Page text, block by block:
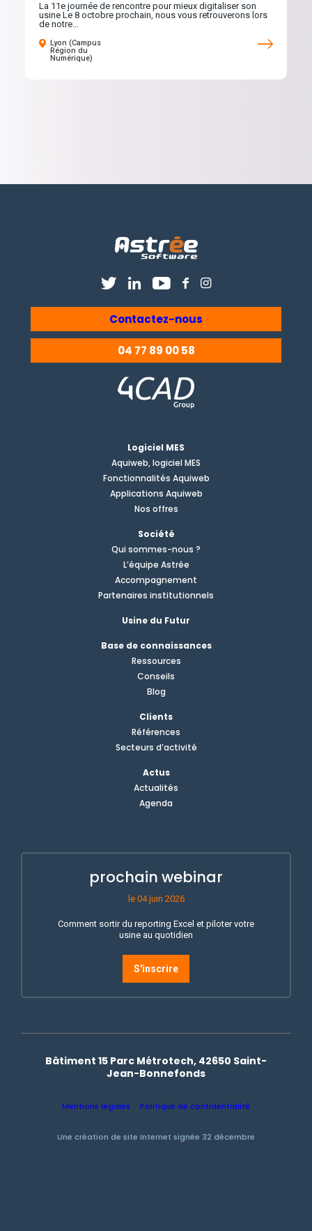
La 11e journée de rencontre pour mieux digitaliser son
usine Le 8 octobre prochain, nous vous retrouverons lors
de notre…
Lyon (Campus
Région du
Numérique)
Contactez-nous
04 77 89 00 58
Logiciel MES
Aquiweb, logiciel MES
Fonctionnalités Aquiweb
Applications Aquiweb
Nos offres
Société
Qui sommes-nous ?
L’équipe Astrée
Accompagnement
Partenaires institutionnels
Usine du Futur
Base de connaissances
Ressources
Conseils
Blog
Clients
Références
Secteurs d’activité
Actus
Actualités
Agenda
prochain webinar
le 04 juin 2026
Comment sortir du reporting Excel et piloter votre
usine au quotidien
S'inscrire
Bâtiment 15 Parc Métrotech, 42650 Saint-
Jean-Bonnefonds
Mentions légales Politique de confidentialité
Une création de site Internet signée 32 décembre